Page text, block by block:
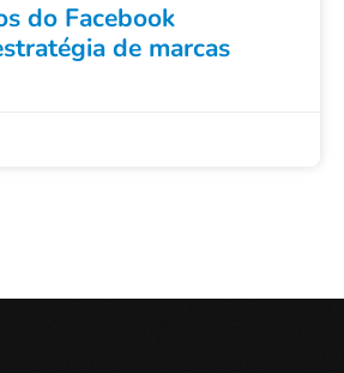
do Facebook
de marcas